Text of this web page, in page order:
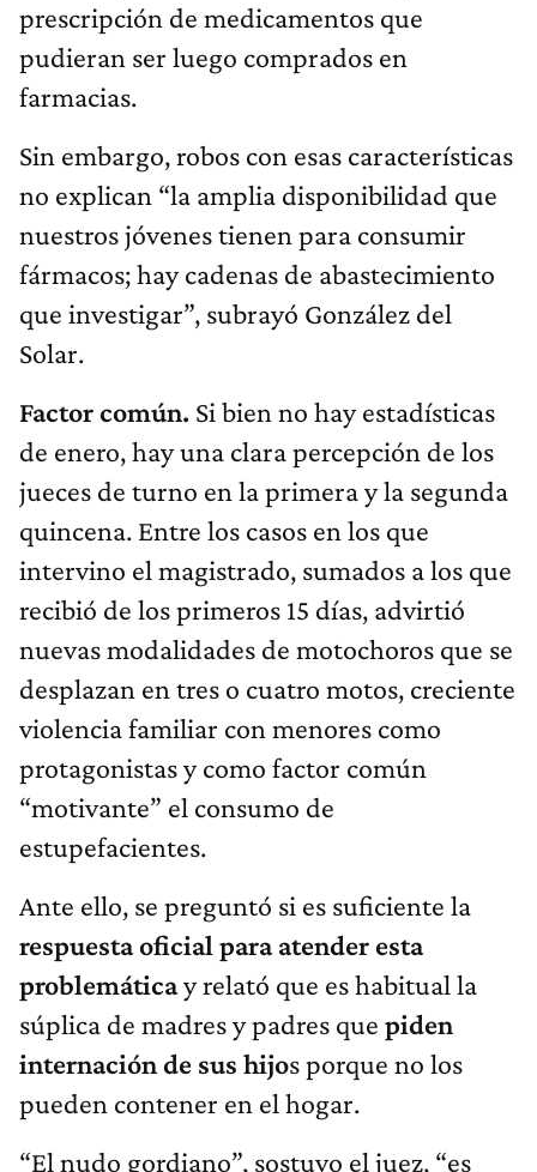
prescripción de medicamentos que
pudieran ser luego comprados en
farmacias.
Sin embargo, robos con esas características
no explican “la amplia disponibilidad que
nuestros jóvenes tienen para consumir
fármacos; hay cadenas de abastecimiento
que investigar”, subrayó González del
Solar.
Factor común. Si bien no hay estadísticas
de enero, hay una clara percepción de los
jueces de turno en la primera y la segunda
quincena. Entre los casos en los que
intervino el magistrado, sumados a los que
recibió de los primeros 15 días, advirtió
nuevas modalidades de motochoros que se
desplazan en tres o cuatro motos, creciente
violencia familiar con menores como
protagonistas y como factor común
“motivante” el consumo de
estupefacientes.
Ante ello, se preguntó si es suficiente la
respuesta oficial para atender esta
problemáticay relató que es habitual la
súplica de madres y padres que piden
internación de sus hijos porque no los
pueden contener en el hogar.
“El nudo gordiano”, sostuvo el juez, “es